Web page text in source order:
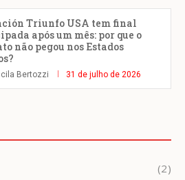
Triunfo USA tem final
após um mês: por que o
não pegou nos Estados
Bertozzi 31 de julho de 2026
(2)